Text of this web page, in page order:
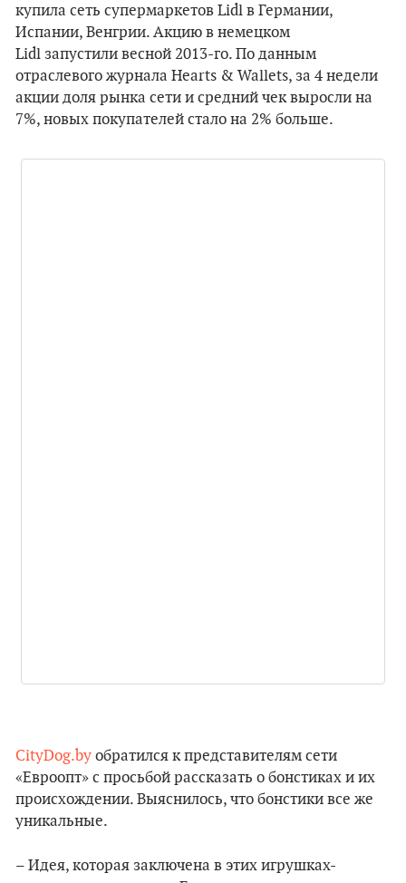
купила сеть супермаркетов Lidl в Германии,
Испании, Венгрии. Акцию в немецком
Lidl запустили весной 2013-го. По данным
отраслевого журнала Hearts & Wallets, за 4 недели
акции доля рынка сети и средний чек выросли на
7%, новых покупателей стало на 2% больше.
CityDog.by обратился к представителям сети
«Евроопт» с просьбой рассказать о бонстиках и их
происхождении. Выяснилось, что бонстики все же
уникальные.
– Идея, которая заключена в этих игрушках-